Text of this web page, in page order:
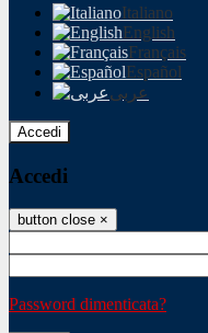
Italiano
English
Français
Español
عربى
Accedi
Accedi
button close ×
Password dimenticata?